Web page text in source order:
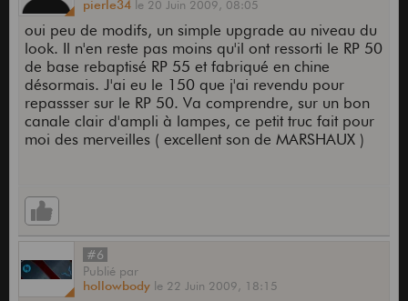
pierle34 le 20 Juin 2009, 08:05
oui peu de modifs, un simple upgrade au niveau du
look. Il n'en reste pas moins qu'il ont ressorti le RP 50
de base rebaptisé RP 55 et fabriqué en chine
désormais. J'ai eu le 150 que j'ai revendu pour
repassser sur le RP 50. Va comprendre, sur un bon
canale clair d'ampli à lampes, ce petit truc fait pour
moi des merveilles ( excellent son de MARSHAUX )
#6
Publié par
hollowbody le 22 Juin 2009, 18:15